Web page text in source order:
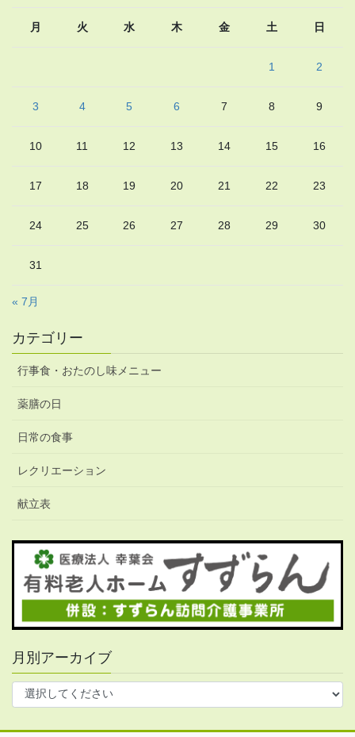
月 火 水 木 金 土 日
1 2
3 4 5 6 7 8 9
10 11 12 13 14 15 16
17 18 19 20 21 22 23
24 25 26 27 28 29 30
31
« 7月
カテゴリー
行事食・おたのし味メニュー
薬膳の日
日常の食事
レクリエーション
献立表
月別アーカイブ